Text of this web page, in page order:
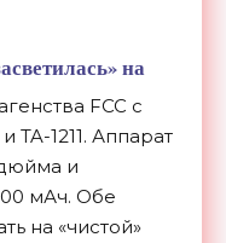
на
FCC с
TA-1211. Аппарат
и
мАч. Обе
на «чистой»